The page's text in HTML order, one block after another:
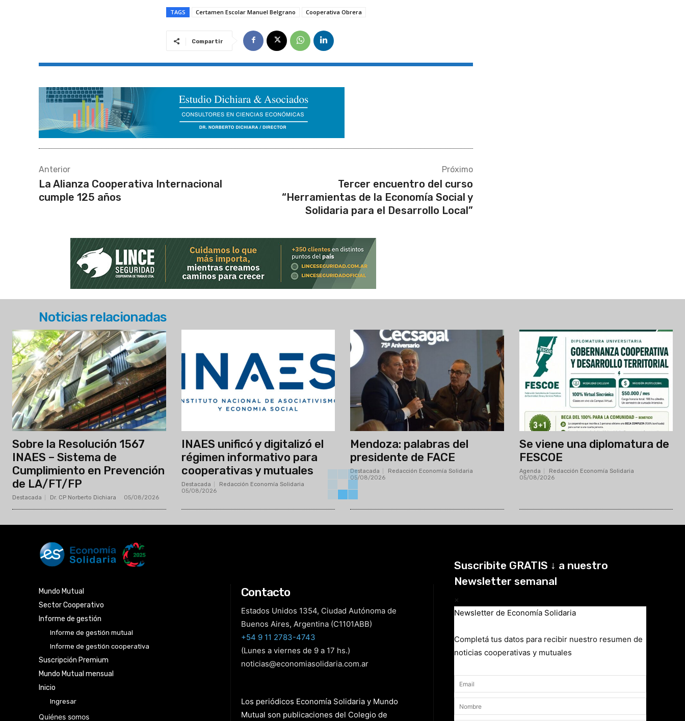
TAGS Certamen Escolar Manuel Belgrano Cooperativa Obrera
Compartir
Anterior
La Alianza Cooperativa Internacional
cumple 125 años
Próximo
Tercer encuentro del curso
“Herramientas de la Economía Social y
Solidaria para el Desarrollo Local”
Noticias relacionadas
Sobre la Resolución 1567
INAES – Sistema de
Cumplimiento en Prevención
de LA/FT/FP
Destacada Dr. CP Norberto Dichiara 05/08/2026
INAES unificó y digitalizó el
régimen informativo para
cooperativas y mutuales
Destacada Redacción Economía Solidaria
05/08/2026
Mendoza: palabras del
presidente de FACE
Destacada Redacción Economía Solidaria
05/08/2026
Se viene una diplomatura de
FESCOE
Agenda Redacción Economía Solidaria
05/08/2026
Mundo Mutual
Sector Cooperativo
Informe de gestión
Informe de gestión mutual
Informe de gestión cooperativa
Suscripción Premium
Mundo Mutual mensual
Inicio
Ingresar
Quiénes somos
Contacto
Estados Unidos 1354, Ciudad Autónoma de
Buenos Aires, Argentina (C1101ABB)
+54 9 11 2783-4743
(Lunes a viernes de 9 a 17 hs.)
noticias@economiasolidaria.com.ar
Los periódicos Economía Solidaria y Mundo
Mutual son publicaciones del Colegio de
Suscribite GRATIS ↓ a nuestro
Newsletter semanal
×
Newsletter de Economía Solidaria
Completá tus datos para recibir nuestro resumen de
noticias cooperativas y mutuales